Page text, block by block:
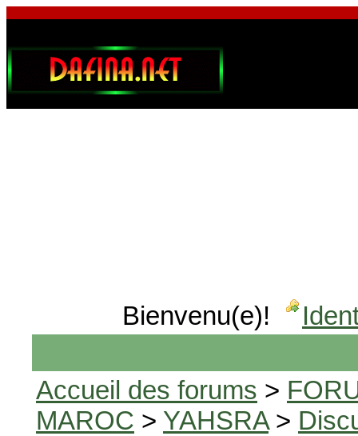
Bienvenu(e)!
Accueil des forums >
MAROC > YAHSRA>